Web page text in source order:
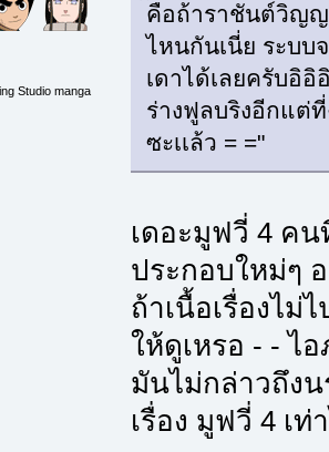
Studio manga
คือถ้าราชันต์วิญญ
ไหนกันเนี่ย ระบ
เดาได้เลยครับอิ
ร่างฟูลบริงอีกแต่
ซะเเล้ว = ="
เดอะมูฟวี่ 4 ค
ประกอบใหม่ๆ
ถ้าเนื้อเรื่องไม่
ให้ดูเหรอ - - ไ
มันไม่กล่าวถึง
เรื่อง มูฟวี่ 4 เท่